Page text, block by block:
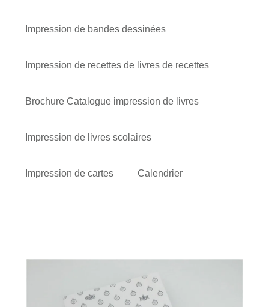
Impression de bandes dessinées
Impression de recettes de livres de recettes
Brochure Catalogue impression de livres
Impression de livres scolaires
Impression de cartes Calendrier